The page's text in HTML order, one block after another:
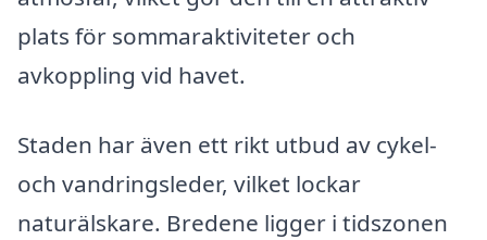
plats för sommaraktiviteter och
avkoppling vid havet.
Staden har även ett rikt utbud av cykel-
och vandringsleder, vilket lockar
naturälskare. Bredene ligger i tidszonen